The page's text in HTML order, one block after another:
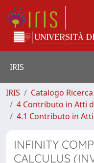
IRIS
IRIS
Catalogo Ricerca
4 Contributo in Atti
4.1 Contributo in
INFINITY
CALCULUS